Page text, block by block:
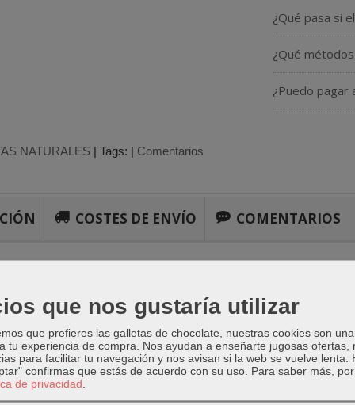
¿Qué pasa si
¿Qué
¿Puedo pagar
NATURALES | Tags: | Comentarios
COSTES DE ENVÍO COMENTARIOS
hoja perenne muy resistente, longevo, de crecimiento lento, con
de color blanco cremoso durante la primavera que se
lo que agrega interés al aspecto general de la planta.
como un árbol característico en el jardín, o en macetero grande .
hacer excelentes setos.
que nos gustaría utilizar
que prefieres las galletas de chocolate, nuestras cookies son
tu experiencia de compra. Nos ayudan a enseñarte jugosas ofertas,
para facilitar tu navegación y nos avisan si la web se vuelve lenta.
confirmas que estás de acuerdo con su uso. Para saber más,
de privacidad